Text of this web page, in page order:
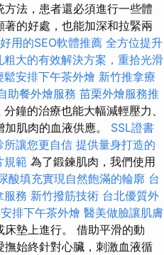
法，患者還必須進行一些體
的好處，也能加深和拉緊兩
好用的SEO軟體推薦 全方位提升
粗大的有效解決方案，重拾光滑
鬆安排下午茶外燴 新竹推拿療
助餐外燴服務 苗栗外燴服務推
分鐘的治療也能大幅減輕壓力、
肌肉的血液供應。 SSL證書
所讓您更自信 提供量身打造的
規範 為了鍛鍊肌肉，我們使用
酸填充實現自然飽滿的輪廓 台
服務 新竹撥筋技術 台北優質外
排下午茶外燴 醫美做臉讓肌膚
墊上進行。 借助平滑的動
始終針對心臟，刺激血液循